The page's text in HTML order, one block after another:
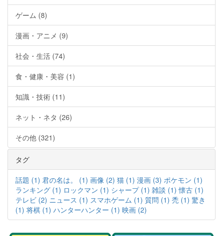
ゲーム (8)
漫画・アニメ (9)
社会・生活 (74)
食・健康・美容 (1)
知識・技術 (11)
ネット・ネタ (26)
その他 (321)
タグ
話題 (1) 君の名は。 (1) 画像 (2) 猫 (1) 漫画 (3) ポケモン (1)
ランキング (1) ロックマン (1) シャープ (1) 雑談 (1) 懐古 (1)
テレビ (2) ニュース (1) スマホゲーム (1) 質問 (1) 禿 (1) 驚き
(1) 将棋 (1) ハンターハンター (1) 映画 (2)